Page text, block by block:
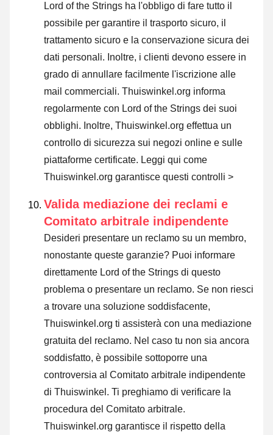
Lord of the Strings ha l'obbligo di fare tutto il
possibile per garantire il trasporto sicuro, il
trattamento sicuro e la conservazione sicura dei
dati personali. Inoltre, i clienti devono essere in
grado di annullare facilmente l'iscrizione alle
mail commerciali. Thuiswinkel.org informa
regolarmente con Lord of the Strings dei suoi
obblighi. Inoltre, Thuiswinkel.org effettua un
controllo di sicurezza sui negozi online e sulle
piattaforme certificate. Leggi qui come
Thuiswinkel.org garantisce questi controlli >
Valida mediazione dei reclami e
Comitato arbitrale indipendente
Desideri presentare un reclamo su un membro,
nonostante queste garanzie? Puoi informare
direttamente Lord of the Strings di questo
problema o presentare un reclamo. Se non riesci
a trovare una soluzione soddisfacente,
Thuiswinkel.org ti assisterà con una mediazione
gratuita del reclamo. Nel caso tu non sia ancora
soddisfatto, è possibile sottoporre una
controversia al Comitato arbitrale indipendente
di Thuiswinkel. Ti preghiamo di verificare la
procedura del Comitato arbitrale.
Thuiswinkel.org garantisce il rispetto della